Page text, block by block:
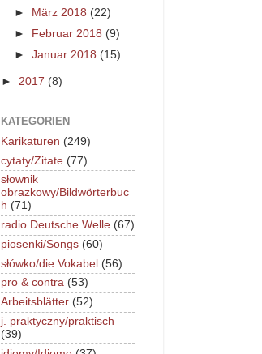
► März 2018 (22)
► Februar 2018 (9)
►Januar 2018 (15)
► 2017 (8)
KATEGORIEN
Karikaturen (249)
cytaty/Zitate (77)
słownik
obrazkowy/Bildwörterbuc
h (71)
radio Deutsche Welle (67)
piosenki/Songs (60)
słówko/die Vokabel (56)
pro & contra (53)
Arbeitsblätter (52)
j. praktyczny/praktisch
(39)